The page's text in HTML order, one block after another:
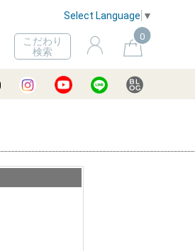
Select Language ▼
こだわり
検索
0